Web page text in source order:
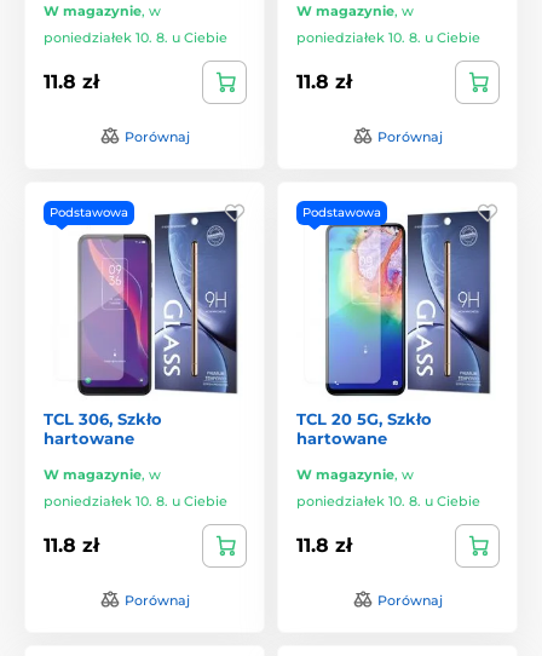
W magazynie, w
poniedziałek 10. 8. u Ciebie
11.8 zł
Porównaj
W magazynie, w
poniedziałek 10. 8. u Ciebie
11.8 zł
Porównaj
Podstawowa
TCL 306, Szkło
hartowane
W magazynie, w
poniedziałek 10. 8. u Ciebie
11.8 zł
Porównaj
Podstawowa
TCL 20 5G, Szkło
hartowane
W magazynie, w
poniedziałek 10. 8. u Ciebie
11.8 zł
Porównaj